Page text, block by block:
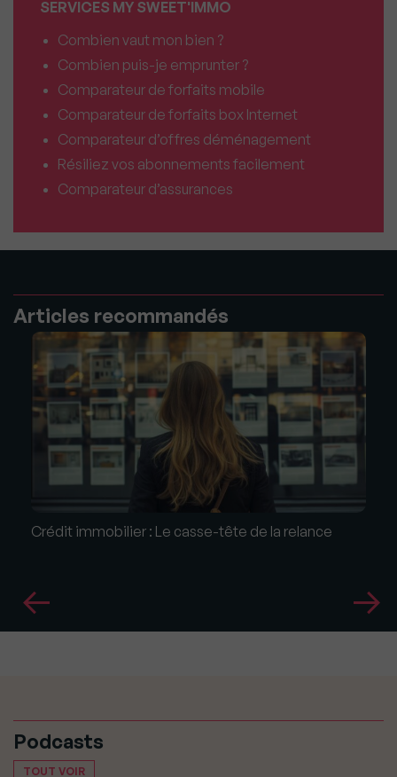
SERVICES MY SWEET'IMMO
Combien vaut mon bien ?
Combien puis-je emprunter ?
Comparateur de forfaits mobile
Comparateur de forfaits box Internet
Comparateur d’offres déménagement
Résiliez vos abonnements facilement
Comparateur d’assurances
Articles recommandés
Crédit immobilier : Le casse-tête de la relance
Podcasts
TOUT VOIR